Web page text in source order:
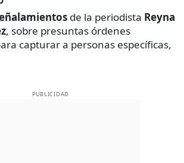
de la periodista Reyna
, sobre presuntas órdenes
capturar a personas específicas,
PUBLICIDAD